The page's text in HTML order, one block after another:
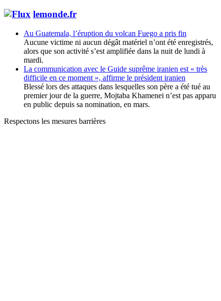
lemonde.fr
Au Guatemala, l’éruption du volcan Fuego a pris fin
Aucune victime ni aucun dégât matériel n’ont été enregistrés,
alors que son activité s’est amplifiée dans la nuit de lundi à
mardi.
La communication avec le Guide suprême iranien est « très
difficile en ce moment », affirme le président iranien
Blessé lors des attaques dans lesquelles son père a été tué au
premier jour de la guerre, Mojtaba Khamenei n’est pas apparu
en public depuis sa nomination, en mars.
Respectons les mesures barrières